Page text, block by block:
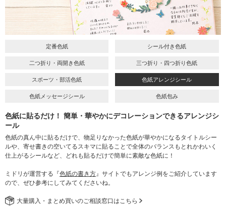
定番色紙 シール付き色紙
二つ折り・両開き色紙 三つ折り・四つ折り色紙
スポーツ・部活色紙 色紙アレンジシール
色紙メッセージシール 色紙包み
色紙に貼るだけ！ 簡単・華やかにデコレーションできるアレンジシ
ール
色紙の真ん中に貼るだけで、物足りなかった色紙が華やかになるタイトルシー
ルや、寄せ書きの空いてるスキマに貼ることで全体のバランスもとれかわいく
仕上がるシールなど、どれも貼るだけで簡単に素敵な色紙に！
ミドリが運営する『色紙の書き方 』サイトでもアレンジ例をご紹介しています
ので、ぜひ参考にしてみてくださいね。
大量購入・まとめ買いのご相談窓口はこちら